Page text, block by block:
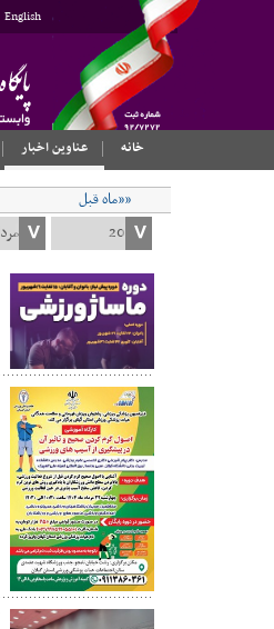
English
خانه
عناوین اخبار
««ماه قبل